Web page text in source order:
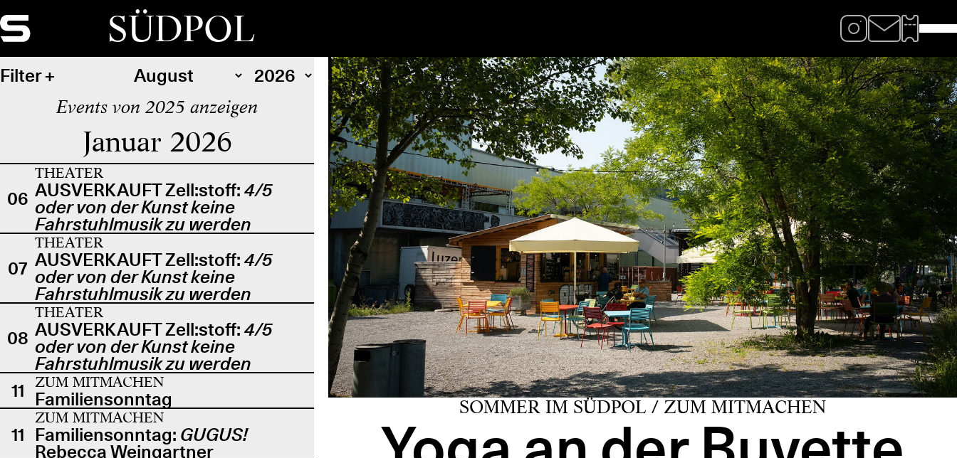
SÜDPOL
Filter
Events von 2025 anzeigen
Januar 2026
06
THEATER
AUSVERKAUFT Zell:stoff: 4/5
oder von der Kunst keine
Fahrstuhlmusik zu werden
07
THEATER
AUSVERKAUFT Zell:stoff: 4/5
oder von der Kunst keine
Fahrstuhlmusik zu werden
08
THEATER
AUSVERKAUFT Zell:stoff: 4/5
oder von der Kunst keine
Fahrstuhlmusik zu werden
11
ZUM MITMACHEN
Familiensonntag
11
ZUM MITMACHEN
Familiensonntag: GUGUS!
Rebecca Weingartner
SOMMER IM SÜDPOL / ZUM MITMACHEN